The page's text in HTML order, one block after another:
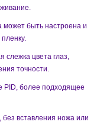
может быть настроена и
слежка цвета глаз,
точности.
PID, более подходящее
вставления ножа или